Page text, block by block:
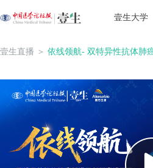
壹生大学
壹生直播 ＞ 依线领航- 双特异性抗体肺